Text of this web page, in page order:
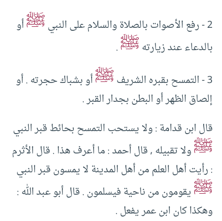
ﷺأو
بالدعاء عند زيارتهﷺ‏.‏ ‏
ﷺأو بشباك حجرته ‏.‏ أو
إلصاق الظهر أو البطن بجدار القبر ‏.‏ ‏
‏قال ابن قدامة ‏:‏ ولا يستحب التمسح بحائط قبر النبي
ﷺولا تقبيله ‏,‏ قال أحمد ‏:‏ ما أعرف هذا ‏.‏ قال الأثرم
‏:‏ رأيت أهل العلم من أهل المدينة لا يمسون قبر النبي
ﷺيقومون من ناحية فيسلمون ‏.‏ قال أبو عبد الله ‏:‏
وهكذا كان ابن عمر يفعل ‏.‏ ‏